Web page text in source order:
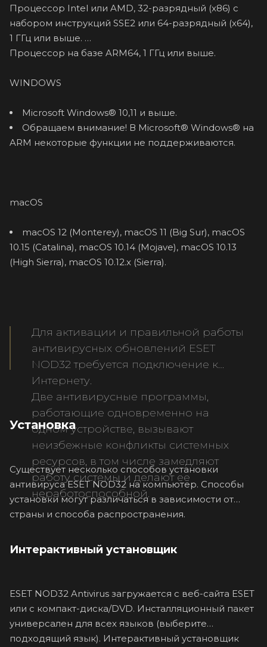
Процессор Intel или AMD, 32-разрядный (x86) с
набором инструкций SSE2 или 64-разрядный (x64),
1 ГГц или выше.
Процессор на базе ARM64, 1 ГГц или выше.
WINDOWS
Microsoft Windows® 10,11 и выше.
Обращаем внимание! В Microsoft® Windows® на
ARM некоторые функции не поддерживаются.
macOS
macOS 12 (Monterey), macOS 11 (Big Sur), macOS
10.15 (Catalina), macOS 10.14 (Mojave), macOS 10.13
(High Sierra), macOS 10.12.x (Sierra).
Для активации и правильной работы
антивирусных обновлений ESET
NOD32 требуется подключение к
Интернету.
Две антивирусные программы,
работающие одновременно на
одном устройстве, вызывают
неизбежные конфликты системных
ресурсов, в том числе замедляют
работу системы и делают ее
неработоспособной.
Установка
Существует несколько способов установки
антивируса ESET NOD32 на компьютер. Способы
установки могут различаться в зависимости от
страны и способа распространения.
Интерактивный установщик
ESET NOD32 Antivirus загружается с веб-сайта ESET
или с компакт-диска/DVD. Инсталляционный пакет
универсален для всех языков (выберите
подходящий язык). Интерактивный установщик